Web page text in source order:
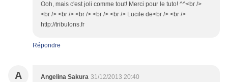
Ooh, mais c'est joli comme tout! Merci pour le tuto! ^^<br />
<br /> <br /> <br /> <br /> <br /> Lucile de<br /> <br />
http://tribulons.fr
Répondre
A Angelina Sakura 31/12/2013 20:40